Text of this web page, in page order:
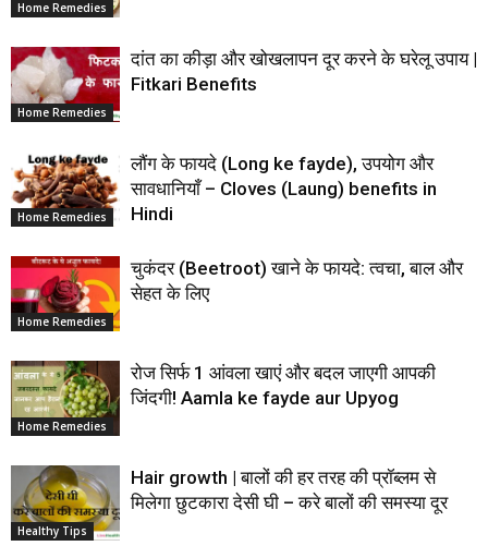
Home Remedies
Home Remedies
दांत का कीड़ा और खोखलापन दूर करने के घरेलू उपाय |
Fitkari Benefits
Home Remedies
लौंग के फायदे (Long ke fayde), उपयोग और
सावधानियाँ – Cloves (Laung) benefits in
Hindi
Home Remedies
चुकंदर (Beetroot) खाने के फायदे: त्वचा, बाल और
सेहत के लिए
Home Remedies
रोज सिर्फ 1 आंवला खाएं और बदल जाएगी आपकी
जिंदगी! Aamla ke fayde aur Upyog
Healthy Tips
Hair growth | बालों की हर तरह की प्रॉब्लम से
मिलेगा छुटकारा देसी घी – करे बालों की समस्या दूर